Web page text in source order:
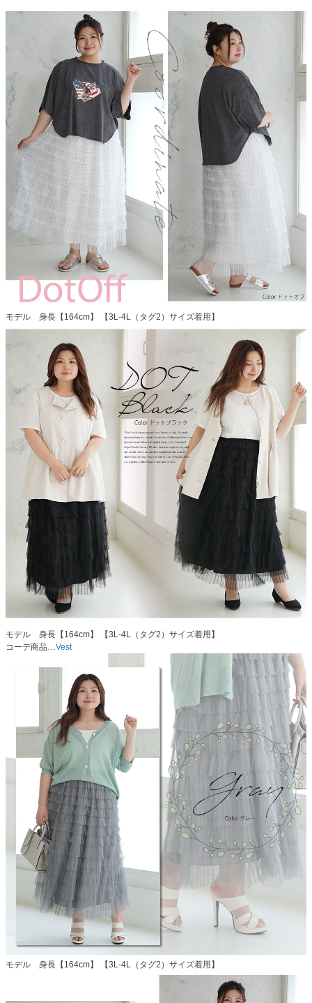
モデル 身長【164cm】 【3L-4L（タグ2）サイズ着用】
モデル 身長【164cm】 【3L-4L（タグ2）サイズ着用】
コーデ商品…Vest
モデル 身長【164cm】 【3L-4L（タグ2）サイズ着用】